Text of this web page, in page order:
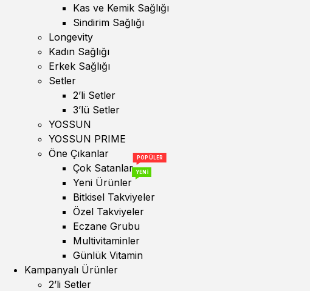
Kas ve Kemik Sağlığı
Sindirim Sağlığı
Longevity
Kadın Sağlığı
Erkek Sağlığı
Setler
2’li Setler
3’lü Setler
YOSSUN
YOSSUN PRIME
Öne Çıkanlar
Çok Satanlar
POPÜLER
Yeni Ürünler
YENİ
Bitkisel Takviyeler
Özel Takviyeler
Eczane Grubu
Multivitaminler
Günlük Vitamin
Kampanyalı Ürünler
2’li Setler